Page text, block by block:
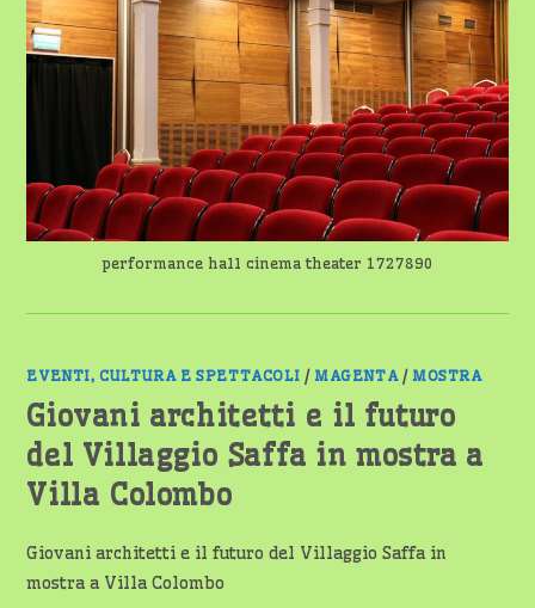
ALL’ARALDO
DI
NOVARA
performance hall cinema theater 1727890
EVENTI, CULTURA E SPETTACOLI / MAGENTA/ MOSTRA
Giovani architetti e il futuro
del Villaggio Saffa in mostra a
Villa Colombo
Giovani architetti e il futuro del Villaggio Saffa in
mostra a Villa Colombo